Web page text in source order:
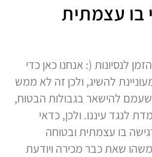
בו עצמתית
לנסיונות (: אנחנו כאן כדי
להשיג, ולכן זה לא ממש
להישאר בגבולות הבטוח,
לנגד עיננו. ולכן, כדאי
בו עצמתית ובטוחה
שאת כבר מכירה ויודעת